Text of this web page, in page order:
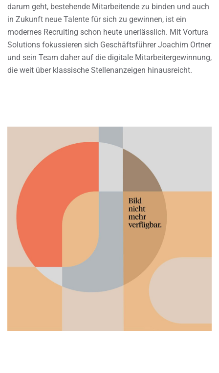
darum geht, bestehende Mitarbeitende zu binden und auch
in Zukunft neue Talente für sich zu gewinnen, ist ein
modernes Recruiting schon heute unerlässlich. Mit Vortura
Solutions fokussieren sich Geschäftsführer Joachim Ortner
und sein Team daher auf die digitale Mitarbeitergewinnung,
die weit über klassische Stellenanzeigen hinausreicht.